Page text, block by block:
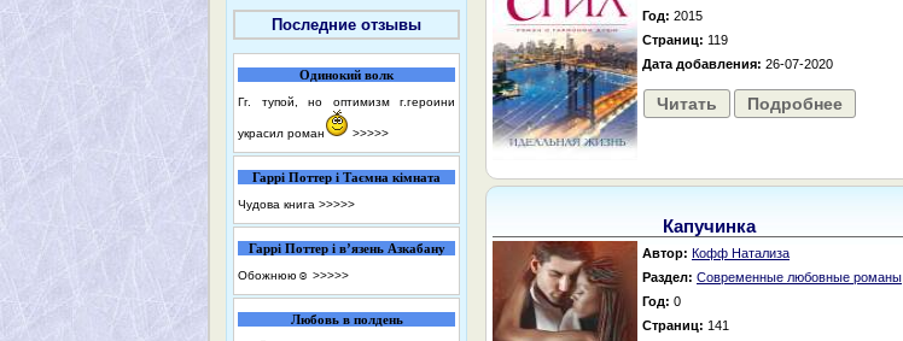
Последние отзывы
Одинокий волк
Гг. тупой, но оптимизм г.героини
украсил роман >>>>>
Гаррі Поттер і Таємна кімната
Чудова книга >>>>>
Гаррі Поттер і в’язень Азкабану
Обожнюю☺️ >>>>>
Любовь в полдень
Год: 2015
Страниц: 119
Дата добавления: 26-07-2020
Читать Подробнее
Капучинка
Автор: Кофф Натализа
Раздел: Современные любовные романы
Год: 0
Страниц: 141